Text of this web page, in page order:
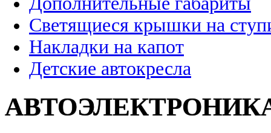
Светящиеся крышки на
Накладки на капот
Детские автокресла